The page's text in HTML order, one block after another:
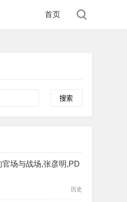
首页
Search
场与战场,张彦明,PD
历史